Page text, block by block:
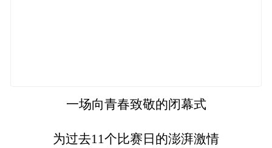
一场向青春致敬的闭幕式
为过去11个比赛日的澎湃激情